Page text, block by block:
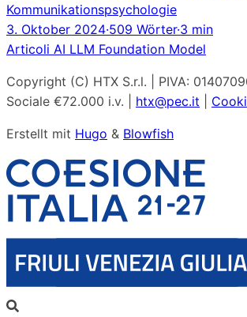
Kommunikationspsychologie
3. Oktober 2024·509 Wörter·3 min
Articoli AI LLM Foundation Model
Copyright (C) HTX S.r.l. | PIVA:
Sociale €72.000 i.v. | htx@pec.it
Erstellt mit Hugo & Blowfish